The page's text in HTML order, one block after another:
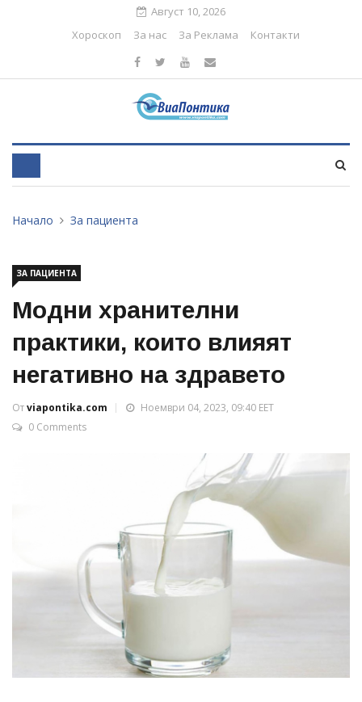
Август 10, 2026
Хороскоп
За нас За Реклама Контакти
Начало За пациента
ЗА ПАЦИЕНТА
Модни хранителни
практики, които влияят
негативно на здравето
Отviapontika.com
Ноември 04, 2023, 09:40 EET
0 Comments